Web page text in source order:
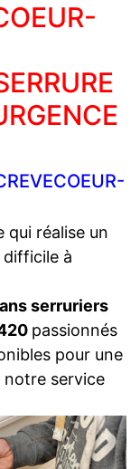
qui réalise un
difficile à
serruriers
passionnés
pour une
notre service